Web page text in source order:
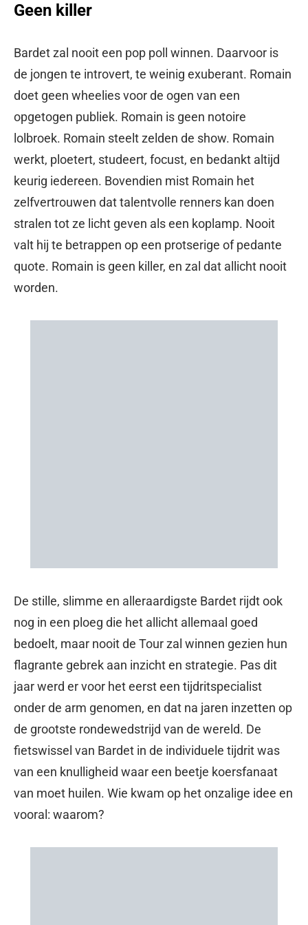
Geen killer
Bardet zal nooit een pop poll winnen. Daarvoor is
de jongen te introvert, te weinig exuberant. Romain
doet geen wheelies voor de ogen van een
opgetogen publiek. Romain is geen notoire
lolbroek. Romain steelt zelden de show. Romain
werkt, ploetert, studeert, focust, en bedankt altijd
keurig iedereen. Bovendien mist Romain het
zelfvertrouwen dat talentvolle renners kan doen
stralen tot ze licht geven als een koplamp. Nooit
valt hij te betrappen op een protserige of pedante
quote. Romain is geen killer, en zal dat allicht nooit
worden.
De stille, slimme en alleraardigste Bardet rijdt ook
nog in een ploeg die het allicht allemaal goed
bedoelt, maar nooit de Tour zal winnen gezien hun
flagrante gebrek aan inzicht en strategie. Pas dit
jaar werd er voor het eerst een tijdritspecialist
onder de arm genomen, en dat na jaren inzetten op
de grootste rondewedstrijd van de wereld. De
fietswissel van Bardet in de individuele tijdrit was
van een knulligheid waar een beetje koersfanaat
van moet huilen. Wie kwam op het onzalige idee en
vooral: waarom?